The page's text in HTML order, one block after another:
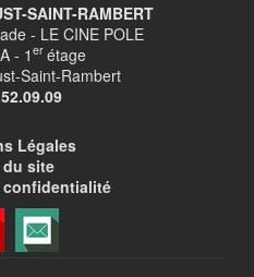
SAINT-RAMBERT
- LE CINE POLE
- 1 er étage
Saint-Rambert
Légales
du site